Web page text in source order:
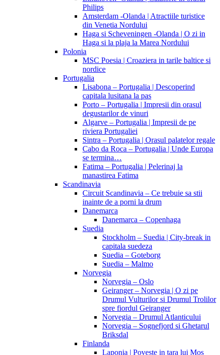
Philips
Amsterdam -Olanda | Atractiile turistice
din Venetia Nordului
Haga si Scheveningen -Olanda | O zi in
Haga si la plaja la Marea Nordului
Polonia
MSC Poesia | Croaziera in tarile baltice si
nordice
Portugalia
Lisabona – Portugalia | Descoperind
capitala lusitana la pas
Porto – Portugalia | Impresii din orasul
degustarilor de vinuri
Algarve – Portugalia | Impresii de pe
riviera Portugaliei
Sintra – Portugalia | Orasul palatelor regale
Cabo da Roca – Portugalia | Unde Europa
se termina…
Fatima – Portugalia | Pelerinaj la
manastirea Fatima
Scandinavia
Circuit Scandinavia – Ce trebuie sa stii
inainte de a porni la drum
Danemarca
Danemarca – Copenhaga
Suedia
Stockholm – Suedia | City-break in
capitala suedeza
Suedia – Goteborg
Suedia – Malmo
Norvegia
Norvegia – Oslo
Geiranger – Norvegia | O zi pe
Drumul Vulturilor si Drumul Trolilor
spre fiordul Geiranger
Norvegia – Drumul Atlanticului
Norvegia – Sognefjord si Ghetarul
Briksdal
Finlanda
Laponia | Poveste in tara lui Mos